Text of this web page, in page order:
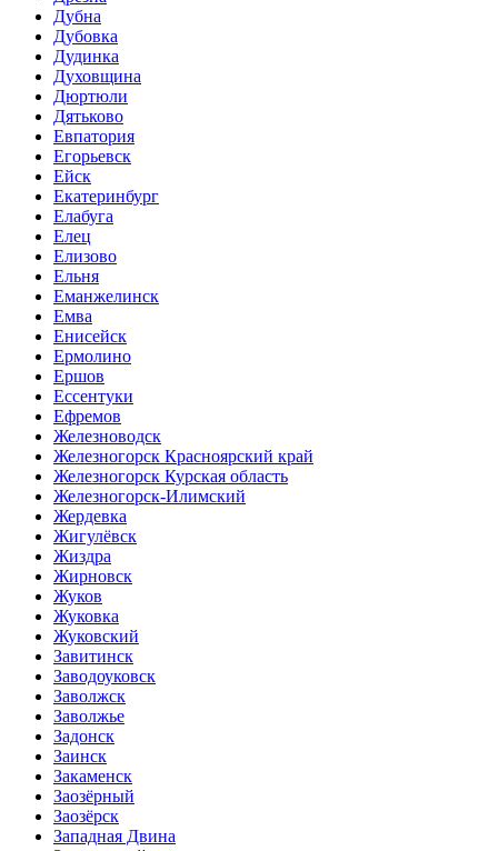
Дубна
Дубовка
Дудинка
Духовщина
Дюртюли
Дятьково
Евпатория
Егорьевск
Ейск
Екатеринбург
Елабуга
Елец
Елизово
Ельня
Еманжелинск
Емва
Енисейск
Ермолино
Ершов
Ессентуки
Ефремов
Железноводск
Железногорск Красноярский край
Железногорск Курская область
Железногорск-Илимский
Жердевка
Жигулёвск
Жиздра
Жирновск
Жуков
Жуковка
Жуковский
Завитинск
Заводоуковск
Заволжск
Заволжье
Задонск
Заинск
Закаменск
Заозёрный
Заозёрск
Западная Двина